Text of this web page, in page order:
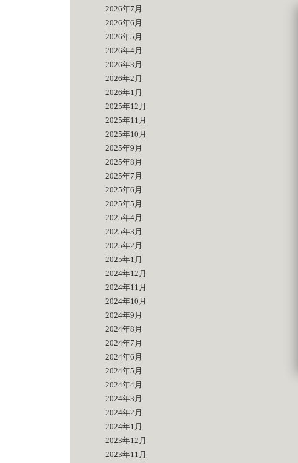
2026年7月
2026年6月
2026年5月
2026年4月
2026年3月
2026年2月
2026年1月
2025年12月
2025年11月
2025年10月
2025年9月
2025年8月
2025年7月
2025年6月
2025年5月
2025年4月
2025年3月
2025年2月
2025年1月
2024年12月
2024年11月
2024年10月
2024年9月
2024年8月
2024年7月
2024年6月
2024年5月
2024年4月
2024年3月
2024年2月
2024年1月
2023年12月
2023年11月